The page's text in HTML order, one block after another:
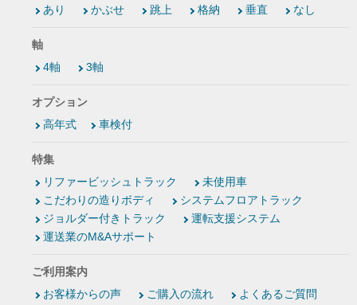
あり
かぶせ 跳上 格納 垂直 なし
軸
4軸
3軸
オプション
高年式
車検付
特集
リファービッシュトラック
未使用車
こだわりの造りボディ
システムフロアトラック
ジョルダー付きトラック
運転支援システム
運送業のM&Aサポート
ご利用案内
お客様からの声
ご購入の流れ
よくあるご質問